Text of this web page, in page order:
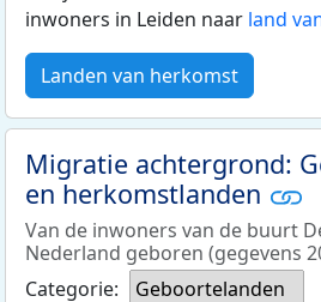
inwoners in Leiden naar land
Landen van herkomst
Migratie achtergrond:
en herkomstlanden
Van de inwoners van de buurt
Nederland geboren (gegevens
Categorie:
Geboortelanden